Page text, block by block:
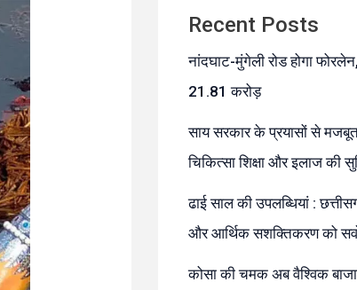
Recent Posts
नांदघाट-मुंगेली रोड होगा
21.81 करोड़
साय सरकार के प्रयासों से मजबूत
चिकित्सा शिक्षा और इलाज की
ढाई साल की उपलब्धियां :
और आर्थिक सशक्तिकरण को
कोसा की चमक अब वैश्विक